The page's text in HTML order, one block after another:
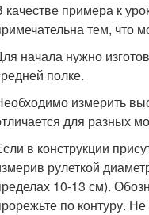
качестве примера к
тем, что
начала нужно
полке.
измерить
для разных
в конструкции
рулеткой
10-13 см).
по контуру.